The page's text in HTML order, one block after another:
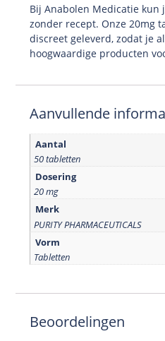
Bij Anabolen Medicatie kun
zonder recept. Onze 20mg
discreet geleverd, zodat je
hoogwaardige producten
Aanvullende
Aantal
50 tabletten
Dosering
20 mg
Merk
PURITY PHARMACEUTICALS
Vorm
Tabletten
Beoordelingen